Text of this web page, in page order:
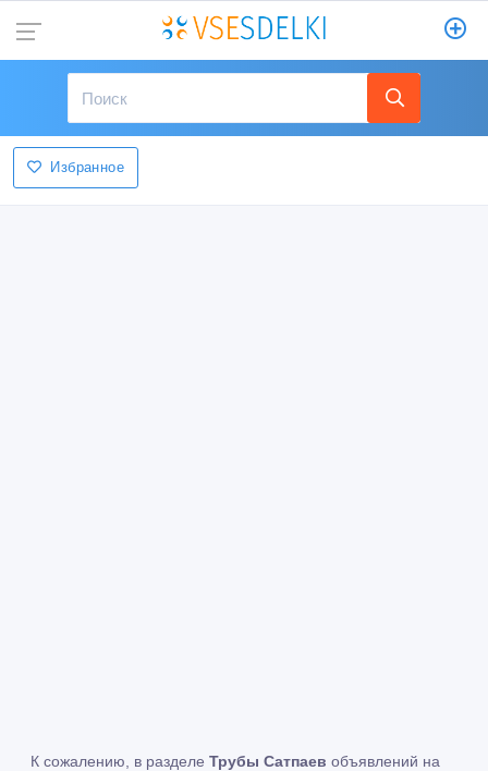
Избранное
К сожалению, в разделе Трубы Сатпаев объявлений на